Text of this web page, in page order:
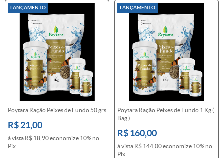
LANÇAMENTO
Poytara Ração Peixes de Fundo 50 grs
R$ 21,00
à vista R$ 18,90economize 10% no
Pix
LANÇAMENTO
Poytara Ração Peixes de Fundo 1 Kg (
Bag )
R$ 160,00
à vista R$ 144,00economize 10% no
Pix